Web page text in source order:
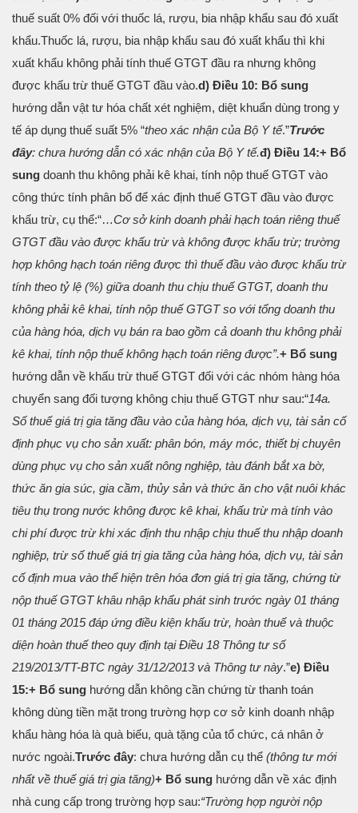
thuế suất 0% đối với thuốc lá, rượu, bia nhập khẩu sau đó xuất
khẩu.Thuốc lá, rượu, bia nhập khẩu sau đó xuất khẩu thì khi
xuất khẩu không phải tính thuế GTGT đầu ra nhưng không
được khấu trừ thuế GTGT đầu vào.d) Điều 10: Bổ sung
hướng dẫn vật tư hóa chất xét nghiệm, diệt khuẩn dùng trong y
tế áp dụng thuế suất 5% “theo xác nhận của Bộ Y tế.”Trước
đây: chưa hướng dẫn có xác nhận của Bộ Y tế.đ) Điều 14:+ Bổ
sung doanh thu không phải kê khai, tính nộp thuế GTGT vào
công thức tính phân bổ để xác định thuế GTGT đầu vào được
khấu trừ, cụ thể:“…Cơ sở kinh doanh phải hạch toán riêng thuế
GTGT đầu vào được khấu trừ và không được khấu trừ; trường
hợp không hạch toán riêng được thì thuế đầu vào được khấu trừ
tính theo tỷ lệ (%) giữa doanh thu chịu thuế GTGT, doanh thu
không phải kê khai, tính nộp thuế GTGT so với tổng doanh thu
của hàng hóa, dịch vụ bán ra bao gồm cả doanh thu không phải
kê khai, tính nộp thuế không hạch toán riêng được”.+ Bổ sung
hướng dẫn về khấu trừ thuế GTGT đối với các nhóm hàng hóa
chuyển sang đối tượng không chịu thuế GTGT như sau:“14a.
Số thuế giá trị gia tăng đầu vào của hàng hóa, dịch vụ, tài sản cố
định phục vụ cho sản xuất: phân bón, máy móc, thiết bị chuyên
dùng phục vụ cho sản xuất nông nghiệp, tàu đánh bắt xa bờ,
thức ăn gia súc, gia cầm, thủy sản và thức ăn cho vật nuôi khác
tiêu thụ trong nước không được kê khai, khấu trừ mà tính vào
chi phí được trừ khi xác định thu nhập chịu thuế thu nhập doanh
nghiệp, trừ số thuế giá trị gia tăng của hàng hóa, dịch vụ, tài sản
cố định mua vào thể hiện trên hóa đơn giá trị gia tăng, chứng từ
nộp thuế GTGT khâu nhập khẩu phát sinh trước ngày 01 tháng
01 tháng 2015 đáp ứng điều kiện khấu trừ, hoàn thuế và thuộc
diện hoàn thuế theo quy định tại Điều 18 Thông tư số
219/2013/TT-BTC ngày 31/12/2013 và Thông tư này.”e) Điều
15:+ Bổ sung hướng dẫn không cần chứng từ thanh toán
không dùng tiền mặt trong trường hợp cơ sở kinh doanh nhập
khẩu hàng hóa là quà biếu, quà tặng của tổ chức, cá nhân ở
nước ngoài.Trước đây: chưa hướng dẫn cụ thể (thông tư mới
nhất về thuế giá trị gia tăng)+ Bổ sung hướng dẫn về xác định
nhà cung cấp trong trường hợp sau:“Trường hợp người nộp